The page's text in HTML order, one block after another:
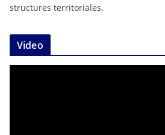
structures territoriales.
Video